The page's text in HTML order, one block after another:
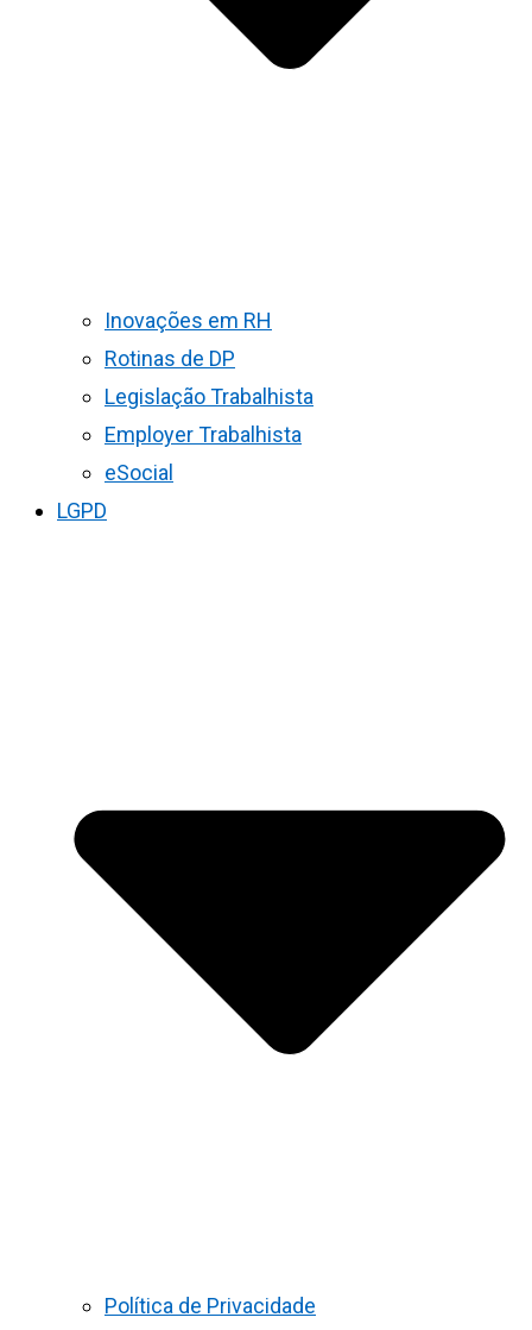
Inovações em RH
Rotinas de DP
Legislação Trabalhista
Employer Trabalhista
eSocial
LGPD
Política de Privacidade